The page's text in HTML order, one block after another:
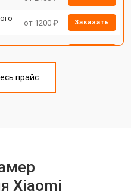
от 1200 ₽ Заказать
от 1100 ₽
прайс
Xiaomi